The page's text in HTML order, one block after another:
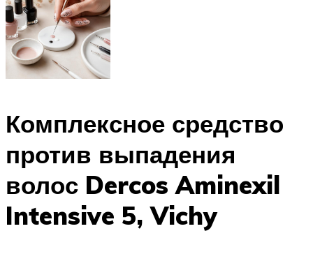
Комплексное средство
против выпадения
волос Dercos Aminexil
Intensive 5, Vichy